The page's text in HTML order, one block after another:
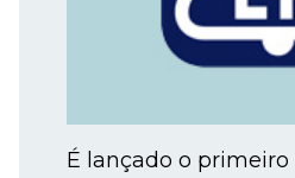
É lançado o